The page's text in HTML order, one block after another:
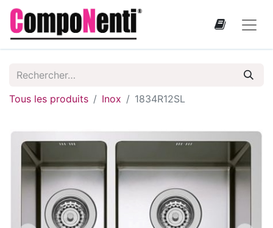
Tous les produits Inox 1834R12SL